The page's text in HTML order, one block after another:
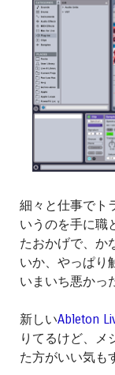
細々と仕事でト
いうのを手に職
たおかげで、か
いか、やっぱり
いまいち悪かっ
新しいAbleton
りてるけど、メ
た方がいい気も